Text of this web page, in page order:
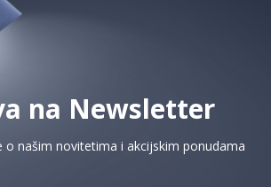
na Newsletter
o našim novitetima i akcijskim ponudama